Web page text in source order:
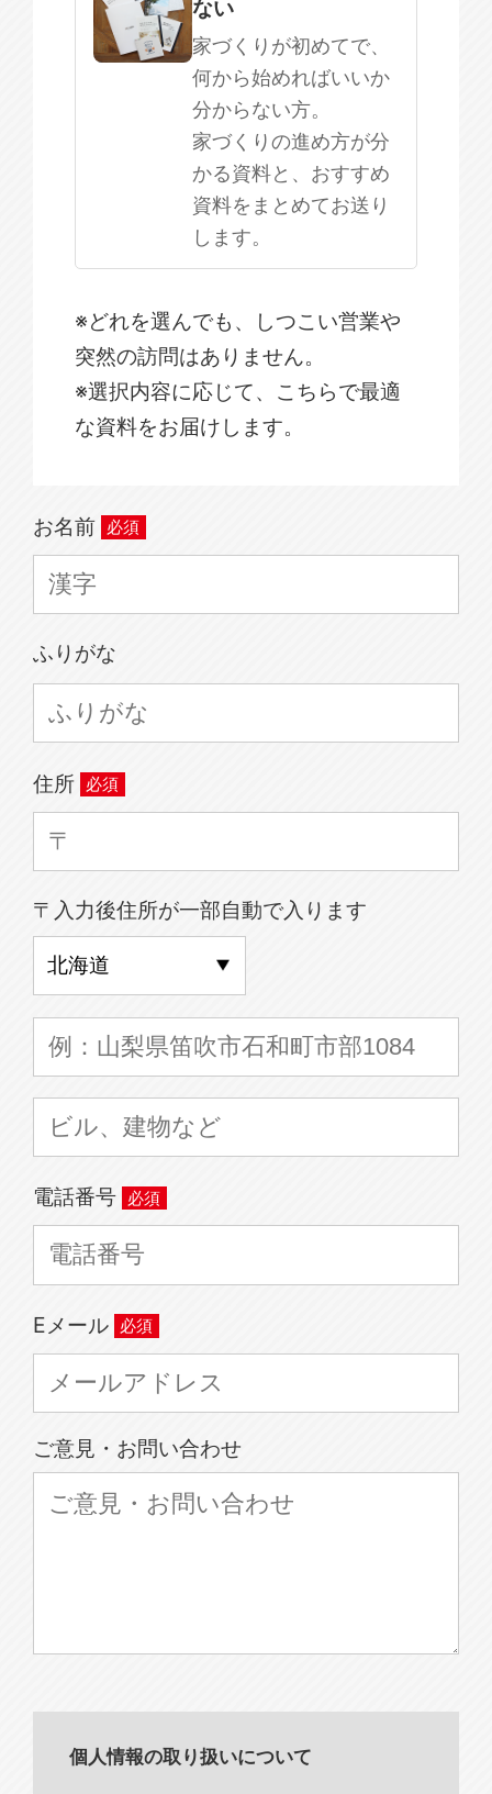
ない
家づくりが初めてで、
何から始めればいいか
分からない方。
家づくりの進め方が分
かる資料と、おすすめ
資料をまとめてお送り
します。
※どれを選んでも、しつこい営業や
突然の訪問はありません。
※選択内容に応じて、こちらで最適
な資料をお届けします。
お名前
ふりがな
住所
〒入力後住所が一部自動で入ります
電話番号
Eメール
ご意見・お問い合わせ
個人情報の取り扱いについて